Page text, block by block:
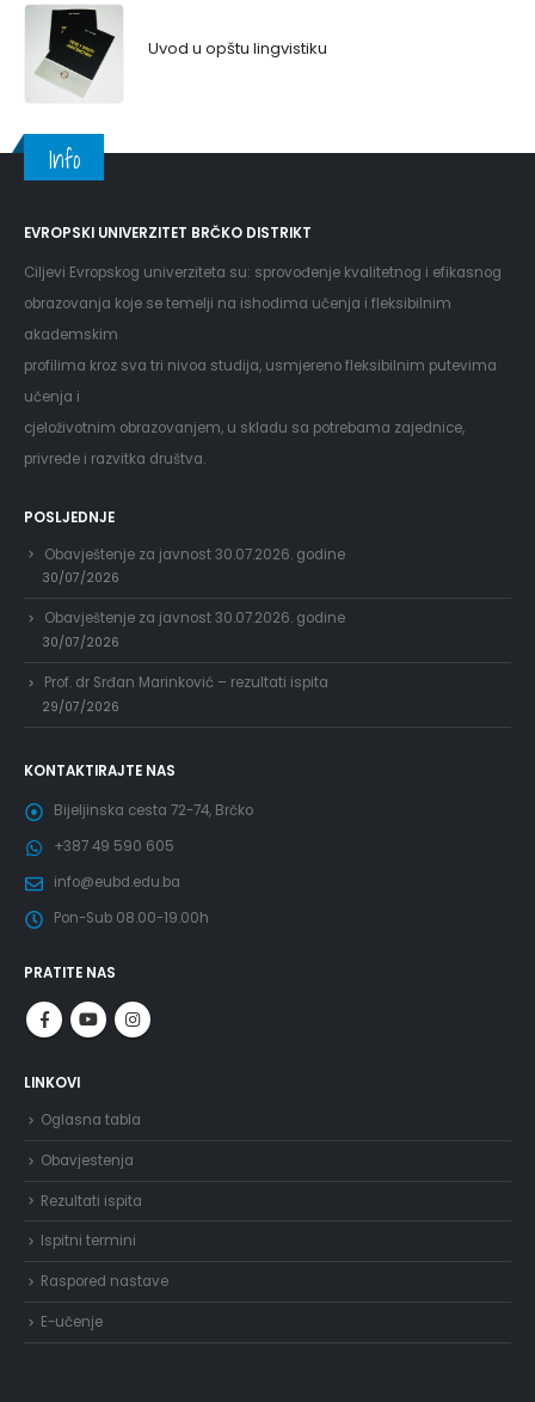
Uvod u opštu lingvistiku
Info
EVROPSKI UNIVERZITET BRČKO DISTRIKT
Ciljevi Evropskog univerziteta su: sprovođenje kvalitetnog i efikasnog
obrazovanja koje se temelji na ishodima učenja i fleksibilnim
akademskim
profilima kroz sva tri nivoa studija, usmjereno fleksibilnim putevima
učenja i
cjeloživotnim obrazovanjem, u skladu sa potrebama zajednice,
privrede i razvitka društva.
POSLJEDNJE
Obavještenje za javnost 30.07.2026. godine
30/07/2026
Obavještenje za javnost 30.07.2026. godine
30/07/2026
Prof. dr Srđan Marinković – rezultati ispita
29/07/2026
KONTAKTIRAJTE NAS
Bijeljinska cesta 72-74, Brčko
+387 49 590 605
info@eubd.edu.ba
Pon-Sub 08.00-19.00h
PRATITE NAS
LINKOVI
Oglasna tabla
Obavjestenja
Rezultati ispita
Ispitni termini
Raspored nastave
E-učenje